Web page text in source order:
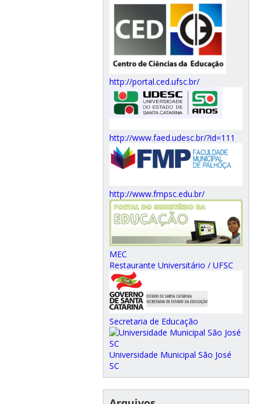
http://portal.ced.ufsc.br/
http://www.faed.udesc.br/?id=111
http://www.fmpsc.edu.br/
MEC
Restaurante Universitário / UFSC
Secretaria de Educação
Universidade Municipal São José
SC